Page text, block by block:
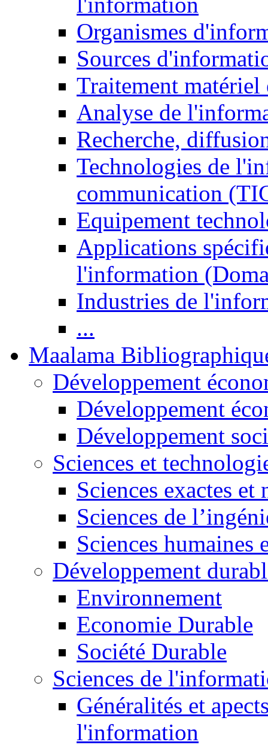
Organismes
Sources
Traitement matériel
Analyse de
Recherche,
Technologies de
communication
Equipement
Applications
l'information
Industries de
...
Maalama
Développement
Développement
Développement
Sciences et
Sciences exactes et
Sciences de
Sciences humaines
Développement
Environnement
Economie Durable
Société Durable
Sciences de
Généralités et
l'information